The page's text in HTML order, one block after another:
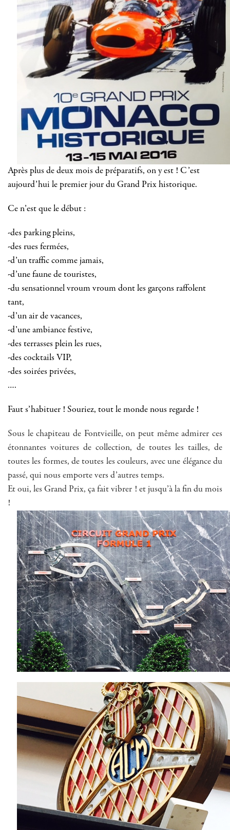
Après plus de deux mois de préparatifs, on y est ! C’est
aujourd’hui le premier jour du Grand Prix historique.
Ce n’est que le début :
-des parking pleins,
-des rues fermées,
-d’un traffic comme jamais,
-d’une faune de touristes,
-du sensationnel vroum vroum dont les garçons raffolent
tant,
-d’un air de vacances,
-d’une ambiance festive,
-des terrasses plein les rues,
-des cocktails VIP,
-des soirées privées,
….
Faut s’habituer ! Souriez, tout le monde nous regarde !
Sous le chapiteau de Fontvieille, on peut même admirer ces
étonnantes voitures de collection, de toutes les tailles, de
toutes les formes, de toutes les couleurs, avec une élégance du
passé, qui nous emporte vers d’autres temps.
Et oui, les Grand Prix, ça fait vibrer ! et jusqu’à la fin du mois
!